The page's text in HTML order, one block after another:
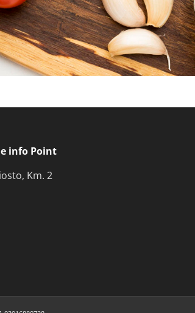
info Point
Km. 2